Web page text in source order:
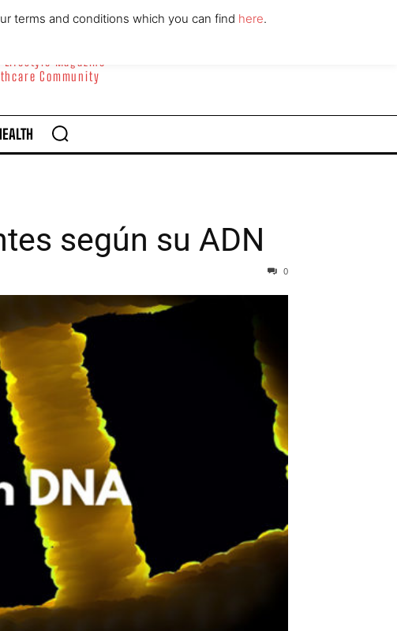
Lifestyle Magazine
Community
según su ADN
0
terms and conditions which you can find here.